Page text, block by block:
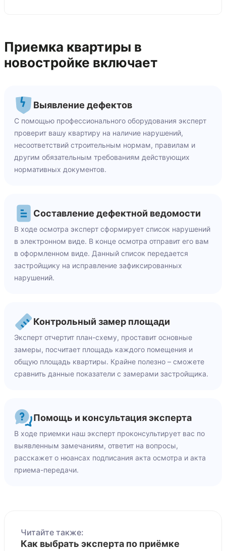
Приемка квартиры в
новостройке включает
Выявление дефектов
С помощью профессионального оборудования эксперт
проверит вашу квартиру на наличие нарушений,
несоответствий строительным нормам, правилам и
другим обязательным требованиям действующих
нормативных документов.
Составление дефектной ведомости
В ходе осмотра эксперт сформирует список нарушений
в электронном виде. В конце осмотра отправит его вам
в оформленном виде. Данный список передается
застройщику на исправление зафиксированных
нарушений.
Контрольный замер площади
Эксперт отчертит план-схему, проставит основные
замеры, посчитает площадь каждого помещения и
общую площадь квартиры. Крайне полезно – сможете
сравнить данные показатели с замерами застройщика.
Помощь и консультация эксперта
В ходе приемки наш эксперт проконсультирует вас по
выявленным замечаниям, ответит на вопросы,
расскажет о нюансах подписания акта осмотра и акта
приема-передачи.
Читайте также:
Как выбрать эксперта по приёмке